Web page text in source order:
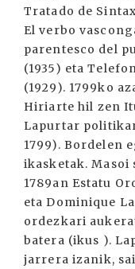
Tratado de
El verbo
parentesco del
(1935) eta
(1929). 1799ko
Hiriarte hil zen
Lapurtar
1799). Bordelen
ikasketak. Masoi
1789an Estatu
eta Dominique
ordezkari
batera (ikus ).
jarrera izanik,